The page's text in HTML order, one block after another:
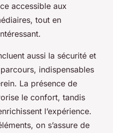
accessible aux
tout en
aussi la sécurité et
indispensables
La présence de
le confort, tandis
l’expérience.
on s’assure de